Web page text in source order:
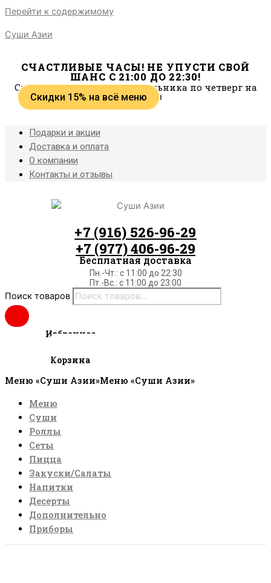
Перейти к содержимому
Суши Азии
СЧАСТЛИВЫЕ ЧАСЫ! НЕ УПУСТИ СВОЙ
ШАНС С 21:00 ДО 22:30!
Скидки действуют с понедельника по четверг на
самовывоз
Скидки 15% на всё меню
Подарки и акции
Доставка и оплата
О компании
Контакты и отзывы
+7 (916) 526-96-29
+7 (977) 406-96-29
Бесплатная доставка
Пн.-Чт.: c 11:00 до 22:30
Пт.-Вс.: с 11:00 до 23:00
Поиск товаров
Избранное
Корзина
Меню «Суши Азии»Меню «Суши Азии»
Меню
Суши
Роллы
Сеты
Пицца
Закуски/Салаты
Напитки
Десерты
Дополнительно
Приборы